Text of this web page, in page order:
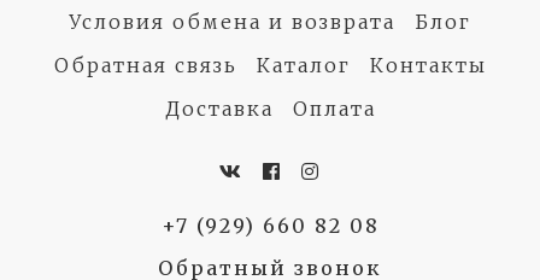
Условия обмена и возврата
Блог
Обратная связь
Каталог
Контакты
Доставка
Оплата
+7 (929) 660 82 08
Обратный звонок